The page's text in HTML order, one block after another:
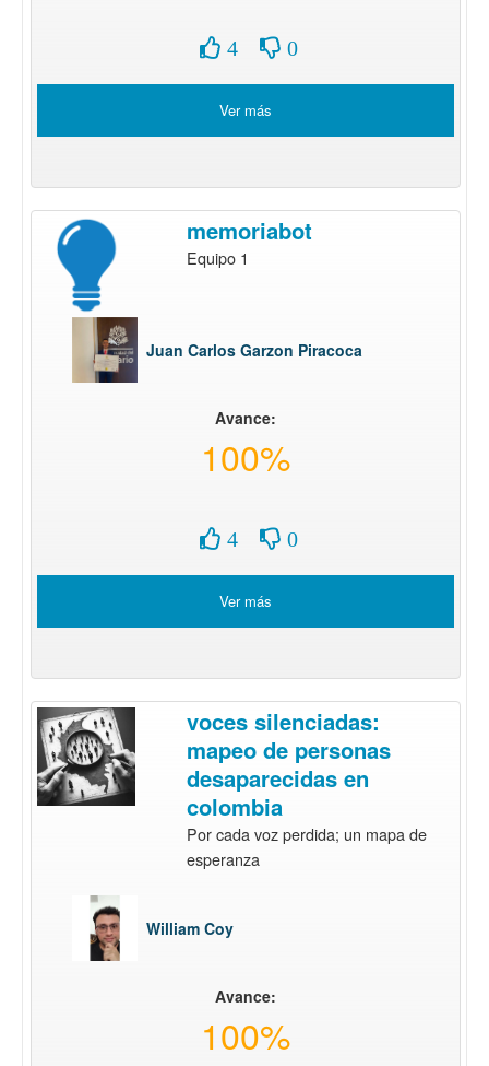
4 0
Ver más
memoriabot
Equipo 1
Juan Carlos Garzon Piracoca
Avance:
100%
4 0
Ver más
voces silenciadas:
mapeo de personas
desaparecidas en
colombia
Por cada voz perdida; un mapa de
esperanza
William Coy
Avance:
100%